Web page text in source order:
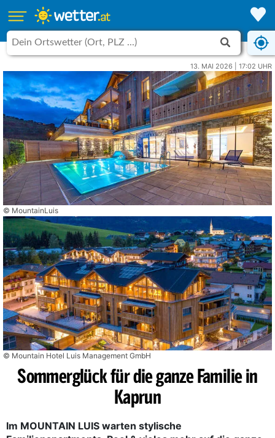
13. MAI 2026 | 17:02 UHR
© MountainLuis
© Mountain Hotel Luis Management GmbH
Sommerglück für die ganze Familie in
Kaprun
Im MOUNTAIN LUIS warten stylische